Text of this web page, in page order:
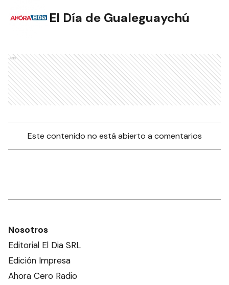
El Día de Gualeguaychú
Ads
Este contenido no está abierto a comentarios
Nosotros
Editorial El Dia SRL
Edición Impresa
Ahora Cero Radio